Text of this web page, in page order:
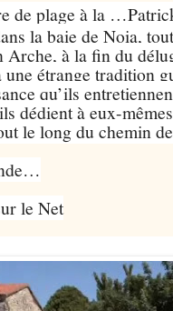
de plage à la
la baie de Noia,
Arche, à la fin du
étrange tradition
qu’ils
dédient à eux-
le long du chemin
le Net